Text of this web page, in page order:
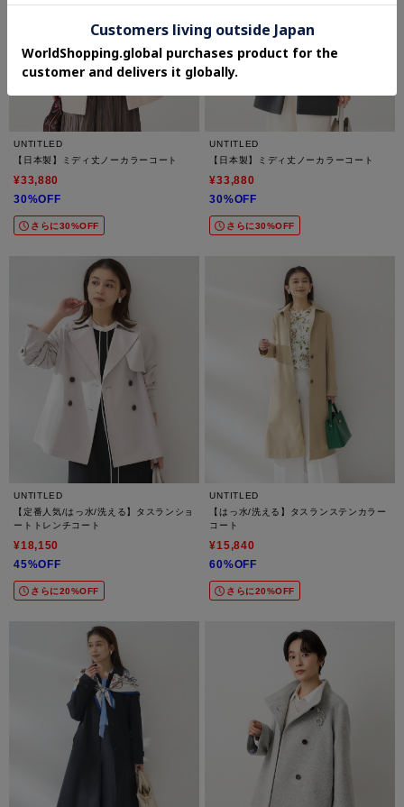
UNTITLED
【日本製】ミディ丈ノーカラーコート
¥33,880
30%OFF
さらに30%OFF
UNTITLED
【日本製】ミディ丈ノーカラーコート
¥33,880
30%OFF
さらに30%OFF
UNTITLED
【定番人気/はっ水/洗える】タスランショ
ートトレンチコート
¥18,150
45%OFF
さらに20%OFF
UNTITLED
【はっ水/洗える】タスランステンカラー
コート
¥15,840
60%OFF
さらに20%OFF